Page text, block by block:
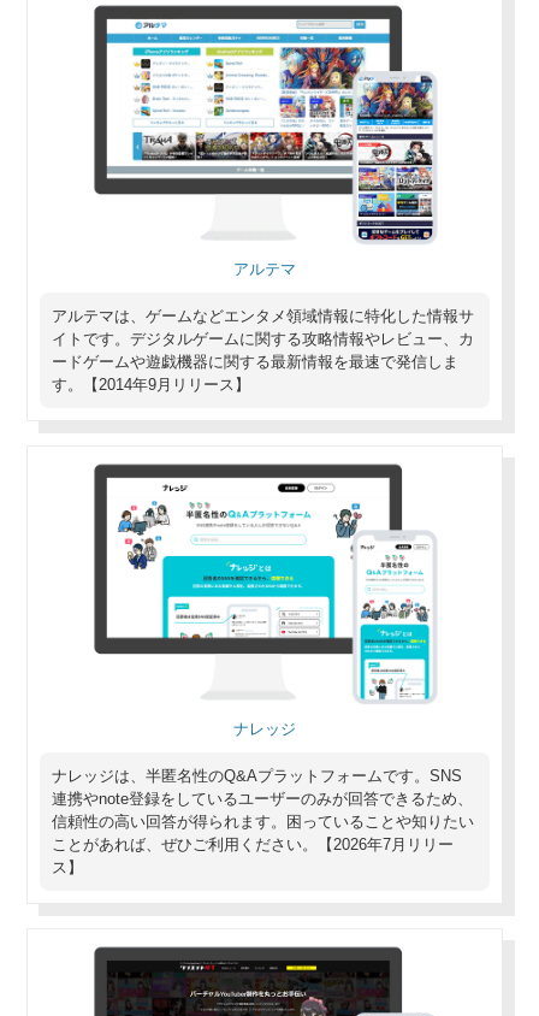
アルテマ
アルテマは、ゲームなどエンタメ領域情報に特化した情報サ
イトです。デジタルゲームに関する攻略情報やレビュー、カ
ードゲームや遊戯機器に関する最新情報を最速で発信しま
す。【2014年9月リリース】
ナレッジ
ナレッジは、半匿名性のQ&Aプラットフォームです。SNS
連携やnote登録をしているユーザーのみが回答できるため、
信頼性の高い回答が得られます。困っていることや知りたい
ことがあれば、ぜひご利用ください。【2026年7月リリー
ス】